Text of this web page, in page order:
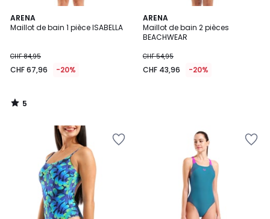
ARENA
Maillot de bain 1 pièce ISABELLA
CHF 84,95
CHF 67,96 -20%
5
/
5
/
ARENA
Maillot de bain 2 pièces
BEACHWEAR
CHF 54,95
CHF 43,96 -20%